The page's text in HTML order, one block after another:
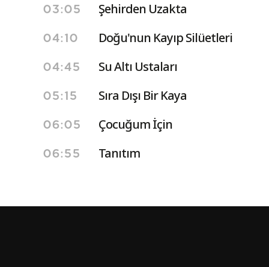
03:05 Şehirden Uzakta
04:10 Doğu'nun Kayıp Silüetleri
04:45 Su Altı Ustaları
05:15 Sıra Dışı Bir Kaya
06:05 Çocuğum İçin
06:55 Tanıtım